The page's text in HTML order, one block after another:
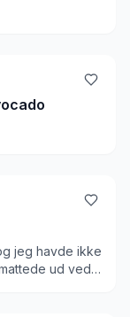
jeg havde ikke
ud ved